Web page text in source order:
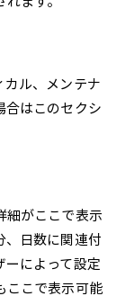
カル、メンテナ
合はこのセクシ
細がここで表示
、日数に関連付
ーによって設定
ここで表示可能